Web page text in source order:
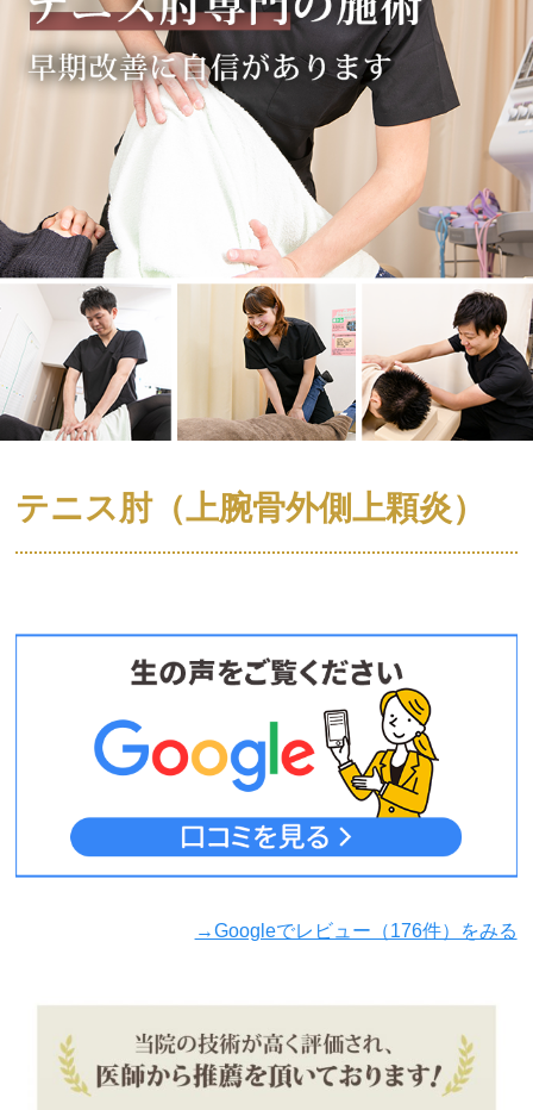
テニス肘（上腕骨外側上顆炎）
→Googleでレビュー（176件）をみる